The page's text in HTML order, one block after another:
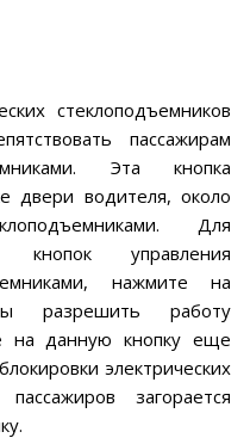
стеклоподъемников
пассажирам
Эта кнопка
двери водителя, около
Для
кнопок управления
нажмите на
разрешить работу
на данную кнопку еще
электрических
загорается